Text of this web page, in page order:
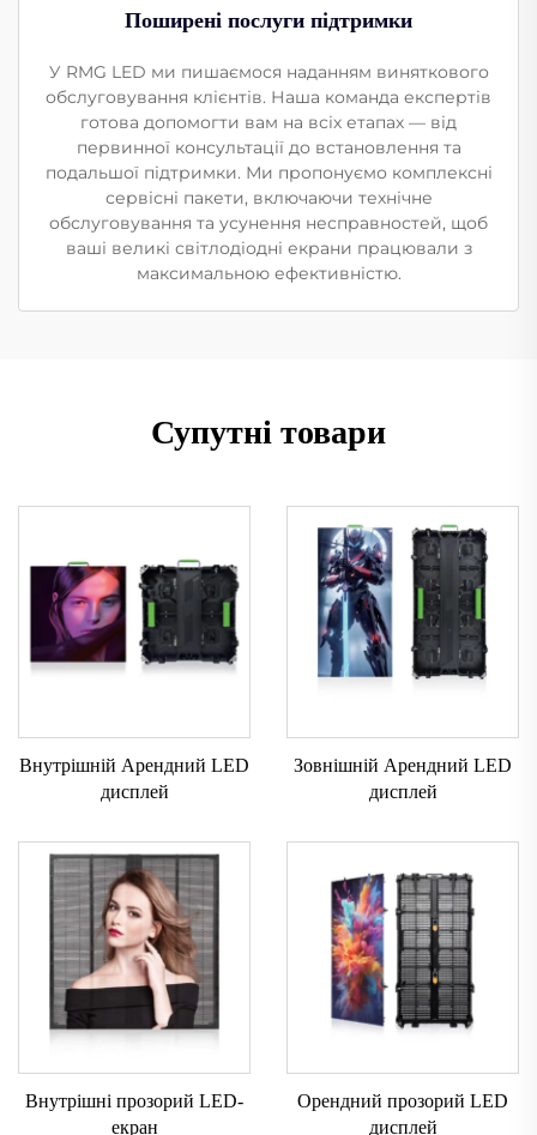
Поширені послуги підтримки
У RMG LED ми пишаємося наданням виняткового
обслуговування клієнтів. Наша команда експертів
готова допомогти вам на всіх етапах — від
первинної консультації до встановлення та
подальшої підтримки. Ми пропонуємо комплексні
сервісні пакети, включаючи технічне
обслуговування та усунення несправностей, щоб
ваші великі світлодіодні екрани працювали з
максимальною ефективністю.
Супутні товари
Внутрішній Арендний LED
дисплей
Зовнішній Арендний LED
дисплей
Внутрішні прозорий LED-
екран
Орендний прозорий LED
дисплей